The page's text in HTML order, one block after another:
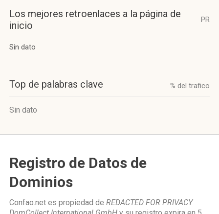
Los mejores retroenlaces a la página de
inicio
PR
Sin dato
Top de palabras clave % del trafico
Sin dato
Registro de Datos de
Dominios
Confao.net es propiedad de REDACTED FOR PRIVACY